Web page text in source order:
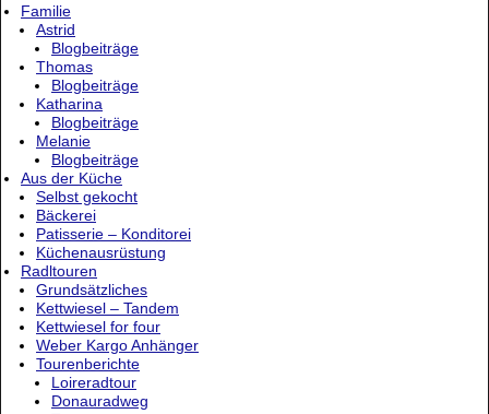
Familie
Astrid
Blogbeiträge
Thomas
Blogbeiträge
Katharina
Blogbeiträge
Melanie
Blogbeiträge
Aus der Küche
Selbst gekocht
Bäckerei
Patisserie – Konditorei
Küchenausrüstung
Radltouren
Grundsätzliches
Kettwiesel – Tandem
Kettwiesel for four
Weber Kargo Anhänger
Tourenberichte
Loireradtour
Donauradweg